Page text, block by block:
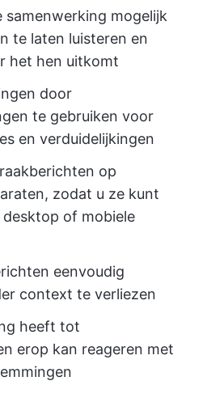
samenwerking mogelijk
te laten luisteren en
het hen uitkomt
door
te gebruiken voor
en verduidelijkingen
op
zodat u ze kunt
of mobiele
eenvoudig
context te verliezen
heeft tot
erop kan reageren met